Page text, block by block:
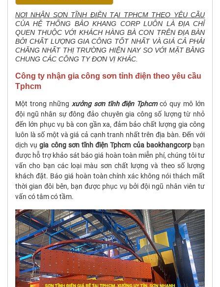
NƠI NHẬN SƠN TĨNH ĐIỆN TẠI TPHCM THEO YÊU CẦU
CỦA HỆ THỐNG BẢO KHANG CORP LUÔN LÀ ĐỊA CHỈ
QUEN THUỘC VỚI KHÁCH HÀNG BÀ CON TRÊN ĐỊA BÀN
BỞI CHẤT LƯỢNG GIA CÔNG TỐT NHẤT VÀ GIÁ CẢ PHẢI
CHĂNG NHẤT THỊ TRƯỜNG HIỆN NAY SO VỚI MẶT BẰNG
CHUNG CÁC CÔNG TY ĐƠN VỊ KHÁC.
Công ty nhận gia công sơn tỉnh điện theo yêu cầu
Tphcm
Một trong những xưởng sơn tĩnh điện Tphcmcó quy mô lớn
đội ngũ nhân sự đông đảo chuyên gia công số lượng từ nhỏ
đến lớn phục vụ bà con gần xa, đảm bảo chất lượng gia công
luôn là số một và giá cả cạnh tranh nhất trên địa bàn. Đến với
dịch vụ gia công sơn tĩnh điện Tphcm của baokhangcorpbạn
được hỗ trợ khảo sát báo giá hoàn toàn miễn phí, chúng tôi tư
vấn cho bạn các loại màu sơn chất lượng và theo số lượng
khách đặt. Báo giá hoàn toàn chính xác không nói thách mất
thời gian đôi bên, bạn được phục vụ bởi đội ngũ nhân viên tư
vấn có tâm có tầm.